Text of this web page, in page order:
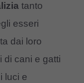
tanto
esseri
dai loro
di cani e gatti
luci e